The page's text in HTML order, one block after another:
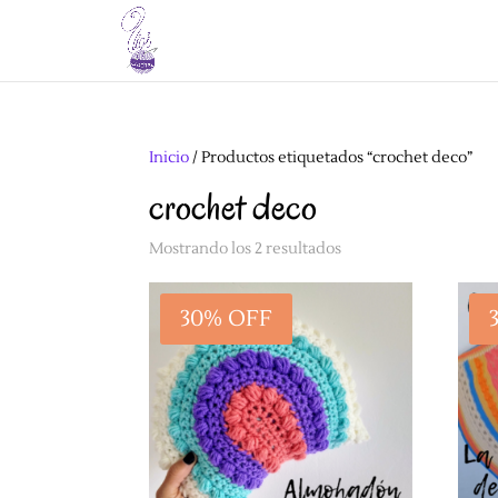
Inicio/ Productos etiquetados “crochet deco”
crochet deco
Mostrando los 2 resultados
30% OFF